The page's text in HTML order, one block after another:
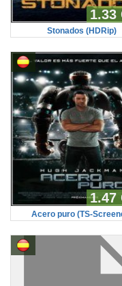
1.33
Stonados (HDRip)
1.47
Acero puro (TS-